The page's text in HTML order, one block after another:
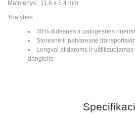
Matmenys: 11,6 x 5,4 mm
Ypatybės:
30% didesnės ir patogesnės
Storesnė ir patvaresnė
Lengvai atidaroms ir
dangtelis